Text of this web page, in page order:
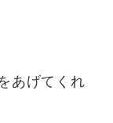
あげてくれ